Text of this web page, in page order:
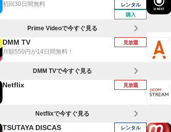
初回30日間無料
レンタル
購入
Prime Videoで今すぐ見る
DMM TV
月額550円が14日間無料！
見放題
DMM TVで今すぐ見る
Netflix 見放題
Netflixで今すぐ見る
TSUTAYA DISCAS レンタル